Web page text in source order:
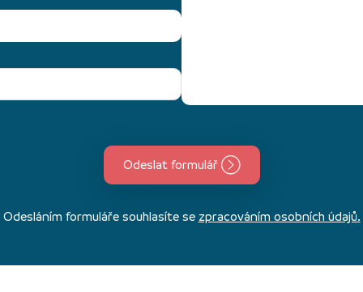
Odeslat formulář
Odesláním formuláře souhlasíte se zpracováním osobních údajů.